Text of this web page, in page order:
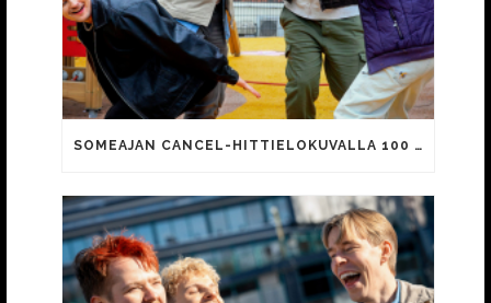
SOMEAJAN CANCEL-HITTIELOKUVALLA 100 000 KATSOJAA!